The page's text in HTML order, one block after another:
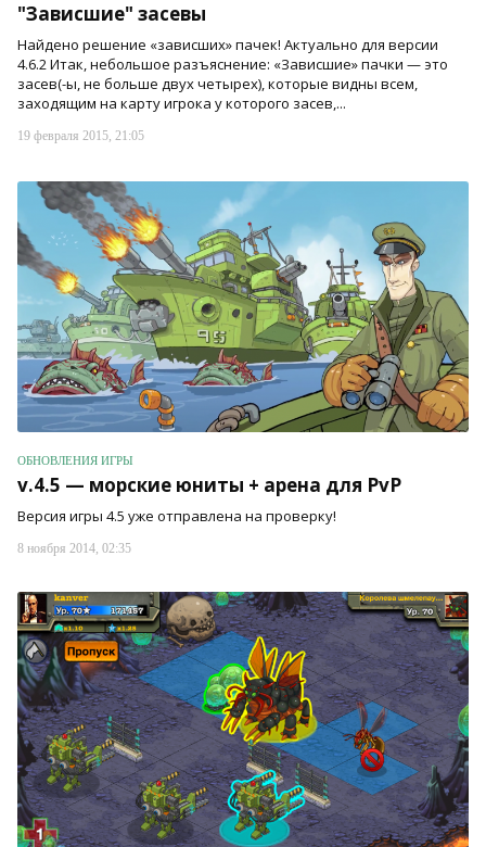
"Зависшие" засевы
Найдено решение «зависших» пачек! Актуально для версии
4.6.2 Итак, небольшое разъяснение: «Зависшие» пачки — это
засев(-ы, не больше двух четырех), которые видны всем,
заходящим на карту игрока у которого засев,...
19 февраля 2015, 21:05
ОБНОВЛЕНИЯ ИГРЫ
v.4.5 — морские юниты + арена для PvP
Версия игры 4.5 уже отправлена на проверку!
8 ноября 2014, 02:35